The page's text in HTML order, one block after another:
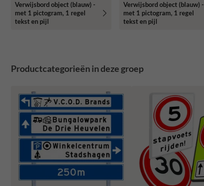
Verwijsbord object (blauw) -
met 1 pictogram, 1 regel
tekst en pijl
Verwijsbord object (blauw) -
met 1 pictogram, 1 regel
tekst en pijl
Productcategorieën in deze groep